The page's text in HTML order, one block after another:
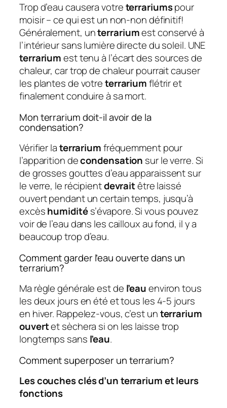
Trop d’eau causera votreterrariumspour
moisir – ce qui est un non-non définitif!
Généralement, unterrariumest conservé à
l’intérieur sans lumière directe du soleil. UNE
terrariumest tenu à l’écart des sources de
chaleur, car trop de chaleur pourrait causer
les plantes de votreterrariumflétrir et
finalement conduire à sa mort.
Mon terrarium doit-il avoir de la
condensation?
Vérifier laterrariumfréquemment pour
l’apparition decondensation sur le verre. Si
de grosses gouttes d’eau apparaissent sur
le verre, le récipientdevraitêtre laissé
ouvert pendant un certain temps, jusqu’à
excèshumidités’évapore. Si vous pouvez
voir de l’eau dans les cailloux au fond, il y a
beaucoup trop d’eau.
Comment garder l’eau ouverte dans un
terrarium?
Ma règle générale est de l’eauenviron tous
les deux jours en été et tous les 4-5 jours
en hiver. Rappelez-vous, c’est unterrarium
ouvertet sèchera si on les laisse trop
longtemps sans l’eau.
Comment superposer un terrarium?
Les couches clés d’un terrarium et leurs
fonctions